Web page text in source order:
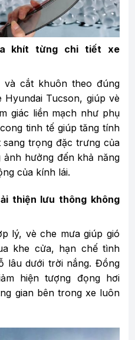
khít từng chi tiết xe
cắt khuôn theo đúng
Tucson, giúp vè
giác liền mạch như phụ
tinh tế giúp tăng tính
trọng đặc trưng của
hưởng đến khả năng
của kính lái.
thiện lưu thông không
lý, vè che mưa giúp gió
khe cửa, hạn chế tình
lâu dưới trời nắng. Đồng
hiện tượng đọng hơi
gian bên trong xe luôn